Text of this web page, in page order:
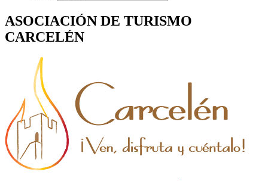
ASOCIACIÓN DE TURISMO
CARCELÉN